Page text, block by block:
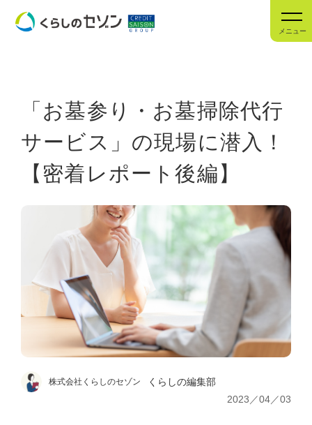
メニュー
「お墓参り・お墓掃除代行
サービス」の現場に潜入！
【密着レポート後編】
株式会社くらしのセゾン
くらしの編集部
2023／04／03